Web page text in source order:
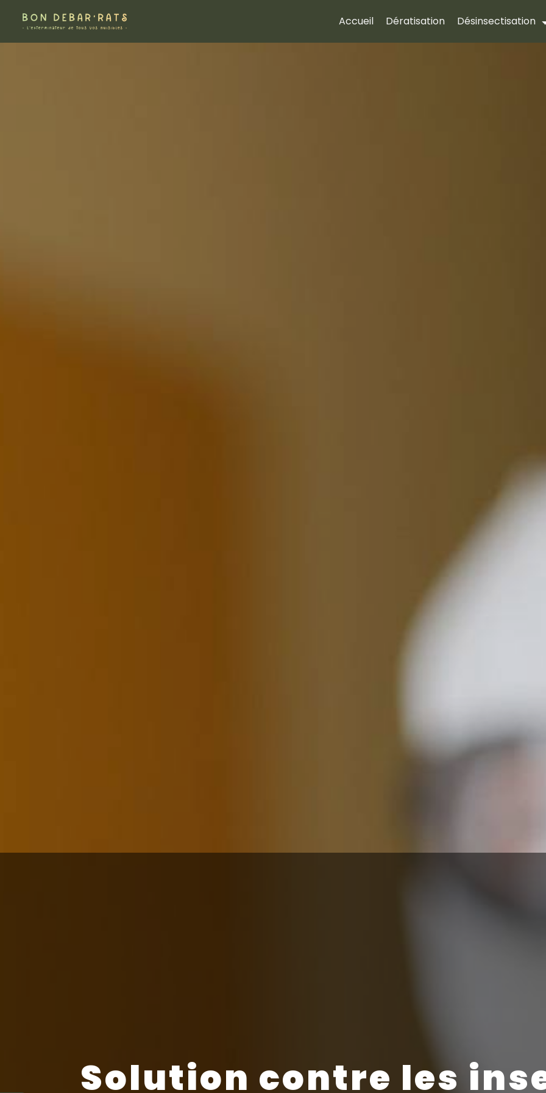
Accueil Dératisation Désinsectisation
Solution contre les